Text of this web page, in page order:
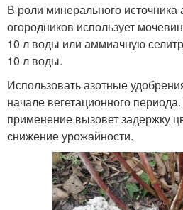
В роли минерального источника
огородников использует
10 л воды или аммиачную
10 л воды.
Использовать азотные
начале вегетационного
применение вызовет задержку
снижение урожайности.